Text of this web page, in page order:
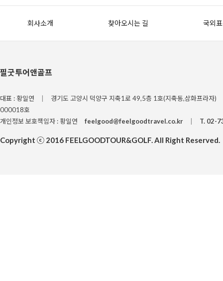
2. 개인 정보의 수집 및 이용 목적
회사는 개인정보의 수집항목, 이용목적, 용도 등이 변경될 경우 사전 고지하며,
고객님의 개인정보는 다음과 같이 개인정보의 수집목적 또는 제공받은 목적이
나. 대금결제 및 재화 등의 공급에 관한 기록: 5년 (전자상거래등에서의 소비자보
다. 소비자의 불만 또는 분쟁처리에 관한 기록: 3년 (전자상거래등에서의 소비자
4. 동의거부권
개인정보주체자는 개인정보 수집,이용에대한 동의를 거부할 권리가 있습니다.
회사소개 찾아오시는 길 국외
필굿투어앤골프
대표 : 황일연
경기도 고양시 덕양구 지축1로 49,5층 1호(지축동,삼화프라자)
000018호
개인정보 보호책임자 : 황일연
feelgood@feelgoodtravel.co.kr T. 02-
Copyright ⓒ 2016 FEELGOODTOUR&GOLF. All Right Reserved.